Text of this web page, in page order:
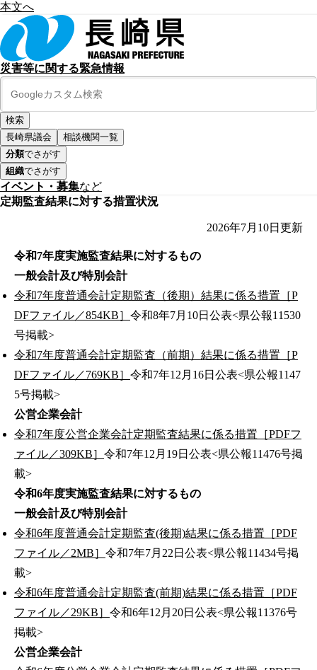
本文へ
災害等に関する緊急情報
長崎県議会
相談機関一覧
分類でさがす
組織でさがす
イベント・募集など
定期監査結果に対する措置状況
2026年7月10日 更新
令和7年度実施監査結果に対するもの
一般会計及び特別会計
令和7年度普通会計定期監査（後期）結果に係る措置［P
DFファイル／854KB］ 令和8年7月10日公表<県公報11530
号掲載>
令和7年度普通会計定期監査（前期）結果に係る措置［P
DFファイル／769KB］ 令和7年12月16日公表<県公報1147
5号掲載>
公営企業会計
令和7年度公営企業会計定期監査結果に係る措置［PDFフ
ァイル／309KB］ 令和7年12月19日公表<県公報11476号掲
載>
令和6年度実施監査結果に対するもの
一般会計及び特別会計
令和6年度普通会計定期監査(後期)結果に係る措置［PDF
ファイル／2MB］ 令和7年7月22日公表<県公報11434号掲
載>
令和6年度普通会計定期監査(前期)結果に係る措置［PDF
ファイル／29KB］ 令和6年12月20日公表<県公報11376号
掲載>
公営企業会計